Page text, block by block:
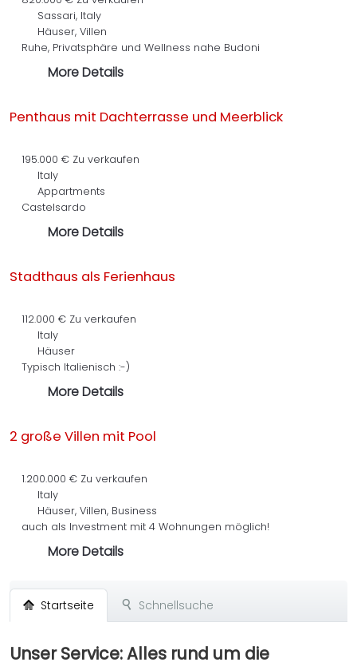
Sassari, Italy
Häuser, Villen
Ruhe, Privatsphäre und Wellness nahe Budoni
More Details
Penthaus mit Dachterrasse und Meerblick
195.000 € Zu verkaufen
Italy
Appartments
Castelsardo
More Details
Stadthaus als Ferienhaus
112.000 € Zu verkaufen
Italy
Häuser
Typisch Italienisch :-)
More Details
2 große Villen mit Pool
1.200.000 € Zu verkaufen
Italy
Häuser, Villen, Business
auch als Investment mit 4 Wohnungen möglich!
More Details
Startseite Schnellsuche
Unser Service: Alles rund um die